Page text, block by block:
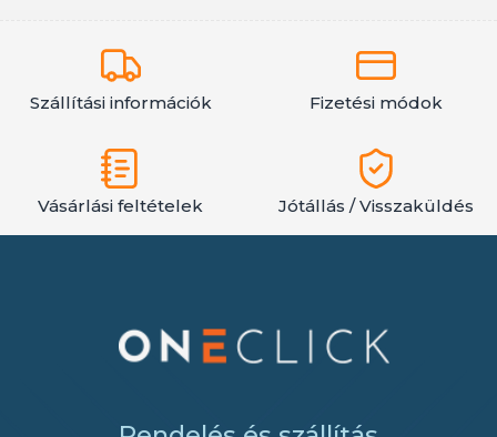
Szállítási információk Fizetési módok
Vásárlási feltételek Jótállás / Visszaküldés